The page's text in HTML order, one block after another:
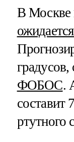
В Москве
ФОБОС.
составит
ртутного